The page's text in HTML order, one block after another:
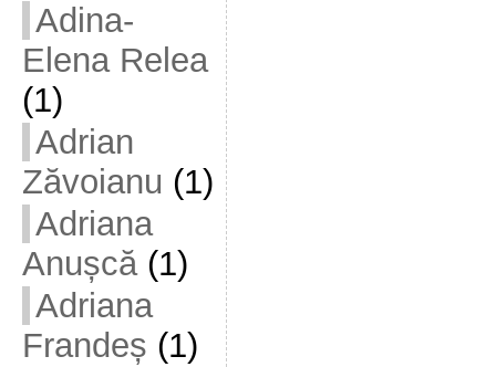
Adina-
Elena Relea
(1)
Adrian
Zăvoianu (1)
Adriana
Anușcă(1)
Adriana
Frandeș (1)